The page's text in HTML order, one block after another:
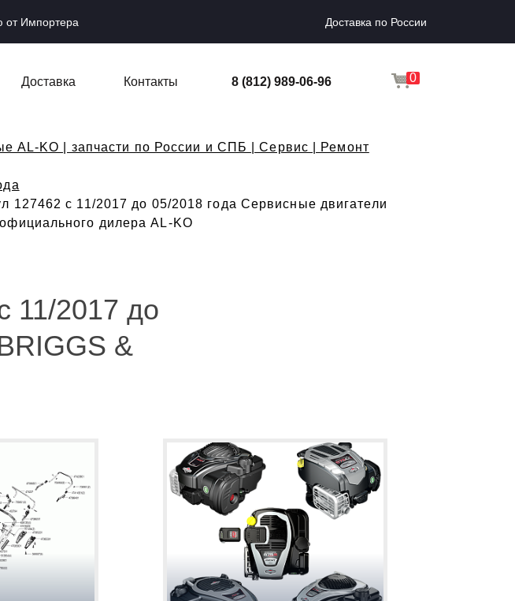
от Импортера Доставка по России
Доставка Контакты 8 (812) 989-06-96 0
AL-KO | запчасти по России и СПБ | Сервис | Ремонт
127462 с 11/2017 до 05/2018 года Сервисные двигатели
дилера AL-KO
11/2017 до
&